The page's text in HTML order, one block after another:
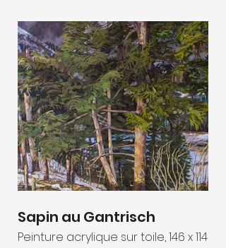
Sapin au Gantrisch
Peinture acrylique sur toile, 146 x 114 cm